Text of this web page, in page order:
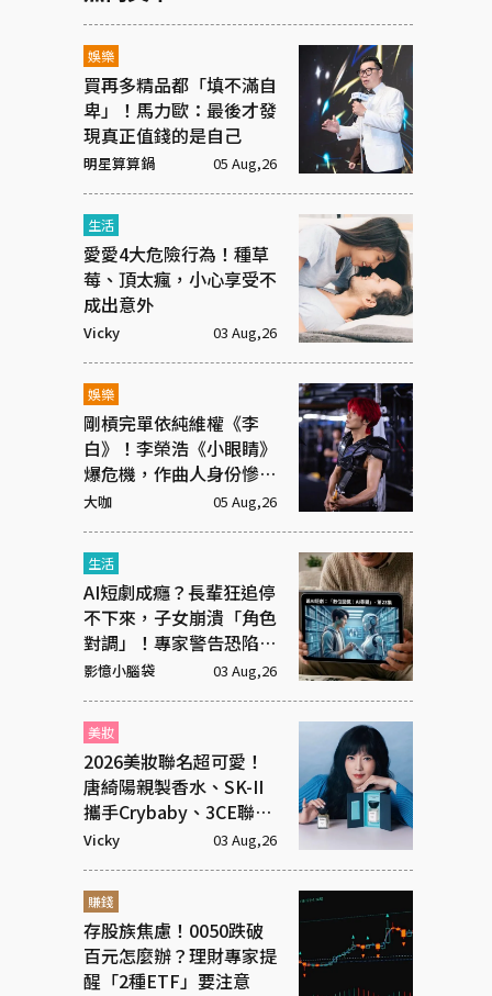
娛樂
買再多精品都「填不滿自
卑」！馬力歐：最後才發
現真正值錢的是自己
明星算算鍋 05 Aug,26
生活
愛愛4大危險行為！種草
莓、頂太瘋，小心享受不
成出意外
Vicky 03 Aug,26
娛樂
剛槓完單依純維權《李
白》！李榮浩《小眼睛》
爆危機，作曲人身份慘遭
抹去
大咖 05 Aug,26
生活
AI短劇成癮？長輩狂追停
不下來，子女崩潰「角色
對調」！專家警告恐陷腦
腐
影憶小腦袋 03 Aug,26
美妝
2026美妝聯名超可愛！
唐綺陽親製香水、SK-II
攜手Crybaby、3CE聯名
超潮飾品
Vicky 03 Aug,26
賺錢
存股族焦慮！0050跌破
百元怎麼辦？理財專家提
醒「2種ETF」要注意